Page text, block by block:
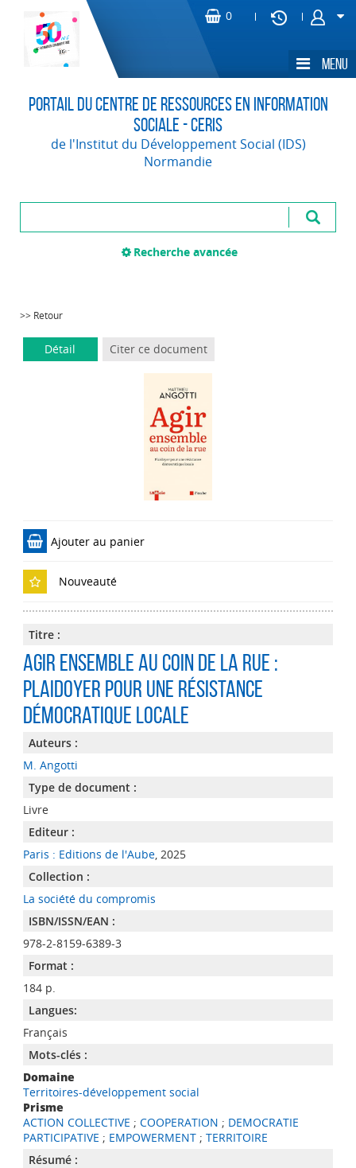
Portail du Centre de Ressources en Information
Sociale - CERIS
de l'Institut du Développement Social (IDS)
Normandie
Recherche avancée
>> Retour
Détail Citer ce document
Ajouter au panier
Nouveauté
Titre :
Agir ensemble au coin de la rue :
Plaidoyer pour une résistance
démocratique locale
Auteurs :
M. Angotti
Type de document :
Livre
Editeur :
Paris : Editions de l'Aube, 2025
Collection :
La société du compromis
ISBN/ISSN/EAN :
978-2-8159-6389-3
Format :
184 p.
Langues:
Français
Mots-clés :
Domaine
Territoires-développement social
Prisme
ACTION COLLECTIVE ; COOPERATION ; DEMOCRATIE
PARTICIPATIVE ; EMPOWERMENT; TERRITOIRE
Résumé :